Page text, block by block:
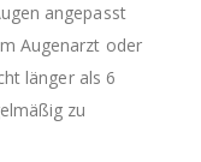
angepasst
Augenarzt oder
länger als 6
zu